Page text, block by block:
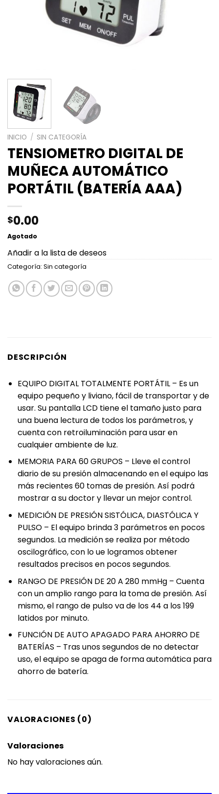
INICIO / SIN CATEGORÍA
TENSIOMETRO DIGITAL DE
MUÑECA AUTOMÁTICO
PORTÁTIL (BATERÍA AAA)
$0.00
Agotado
Añadir a la lista de deseos
Categoría: Sin categoría
DESCRIPCIÓN
EQUIPO DIGITAL TOTALMENTE PORTÁTIL – Es un
equipo pequeño y liviano, fácil de transportar y de
usar. Su pantalla LCD tiene el tamaño justo para
una buena lectura de todos los parámetros, y
cuenta con retroiluminación para usar en
cualquier ambiente de luz.
MEMORIA PARA 60 GRUPOS – Lleve el control
diario de su presión almacenando en el equipo las
más recientes 60 tomas de presión. Así podrá
mostrar a su doctor y llevar un mejor control.
MEDICIÓN DE PRESIÓN SISTÓLICA, DIASTÓLICA Y
PULSO – El equipo brinda 3 parámetros en pocos
segundos. La medición se realiza por método
oscilográfico, con lo ue logramos obtener
resultados precisos en pocos segundos.
RANGO DE PRESIÓN DE 20 A 280 mmHg – Cuenta
con un amplio rango para la toma de presión. Así
mismo, el rango de pulso va de los 44 a los 199
latidos por minuto.
FUNCIÓN DE AUTO APAGADO PARA AHORRO DE
BATERÍAS – Tras unos segundos de no detectar
uso, el equipo se apaga de forma automática para
ahorro de batería.
VALORACIONES (0)
Valoraciones
No hay valoraciones aún.